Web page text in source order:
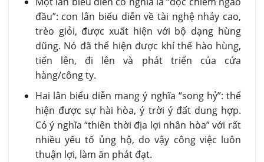
đầu”: con lân biểu diễn về tài nghệ nhảy cao,
trèo giỏi, được xuất hiện với bộ dạng hùng
dũng. Nó đã thể hiện được khí thế hào hùng,
tiến lên, đi lên và phát triển của cửa
hàng/công ty.
Hai lân biểu diễn mang ý nghĩa “song hỷ”: thể
hiện được sự hài hòa, ý trời ý đất dung hợp.
Có ý nghĩa “thiên thời địa lợi nhân hòa” với rất
nhiều yếu tố ủng hộ, do vậy công việc luôn
thuận lợi, làm ăn phát đạt.